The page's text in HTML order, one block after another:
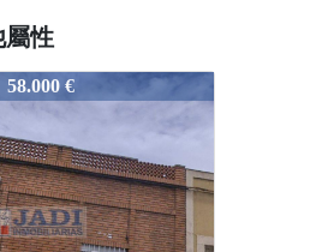
屬性
58.000 €